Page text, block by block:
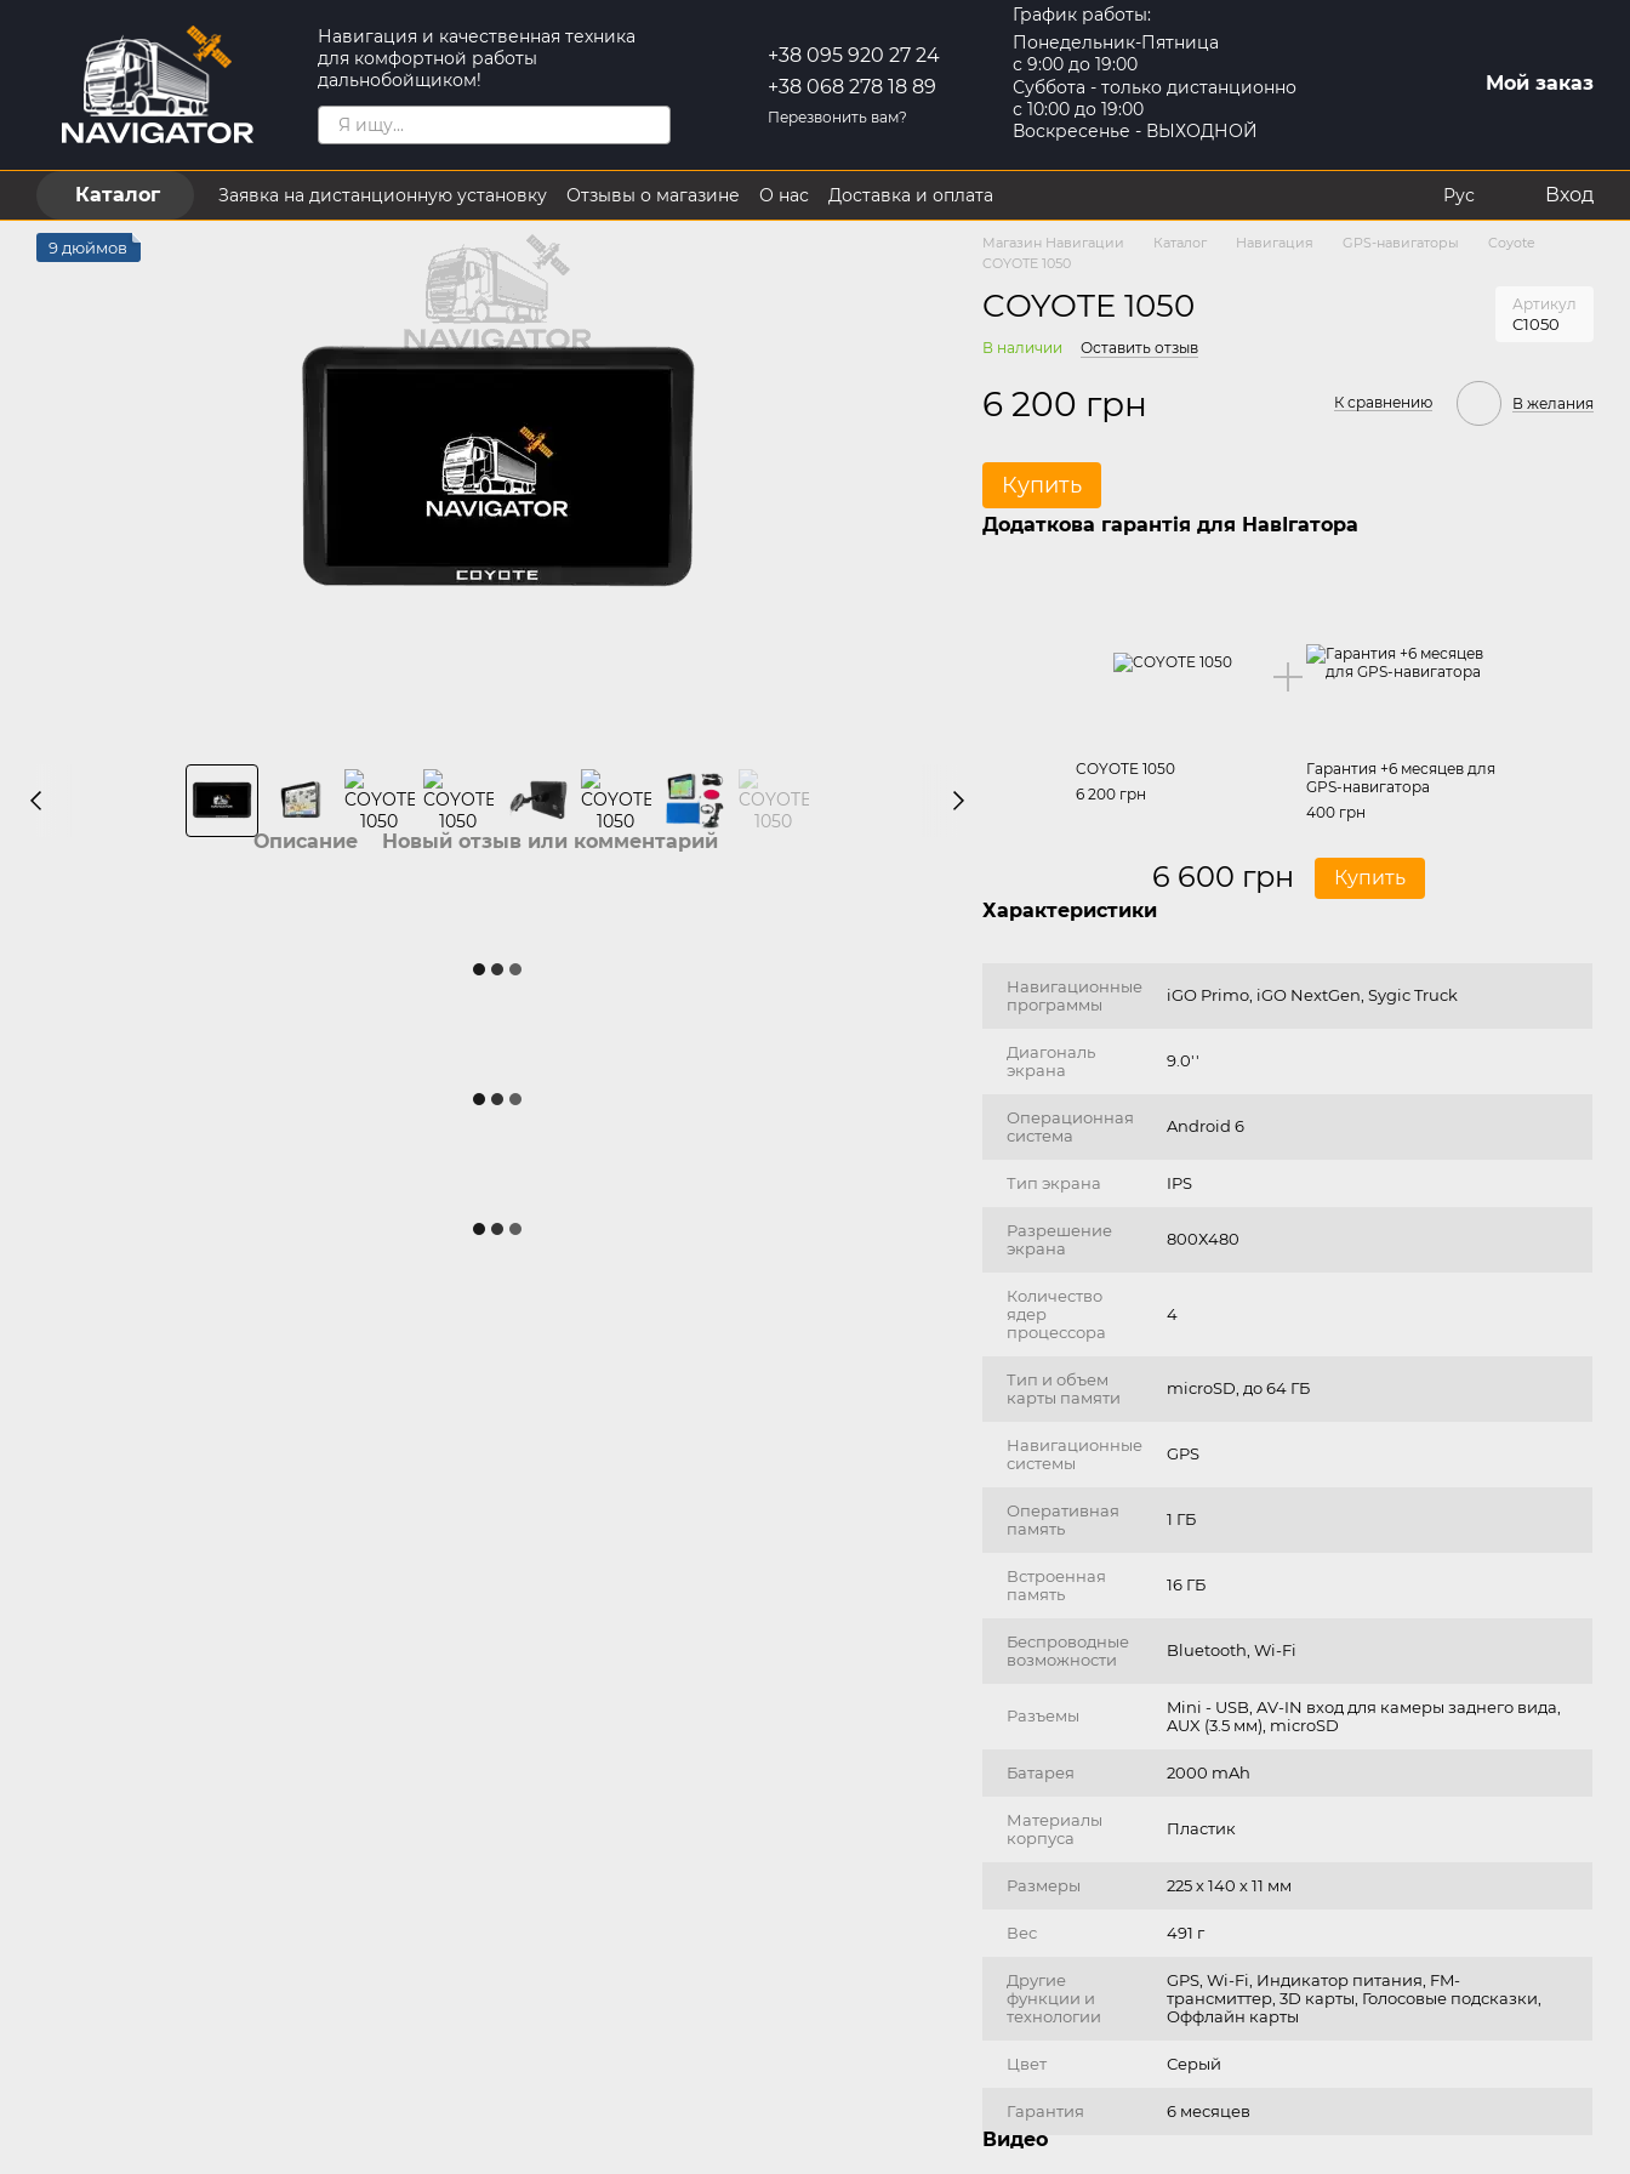
Навигация и качественная техника
для комфортной работы
дальнобойщиком!
+38 095 920 27 24
+38 068 278 18 89
Перезвонить вам?
График работы:
Понедельник-Пятница
с 9:00 до 19:00
Суббота - только дистанционно
с 10:00 до 19:00
Воскресенье - ВЫХОДНОЙ
Мой заказ
Каталог Заявка на дистанционную установку Отзывы о магазине О нас
Доставка и оплата
Пользовательское соглашение
Контактная информация Обмен и возврат
Рус Вход
9 дюймов
Описание Новый отзыв или комментарий
Магазин Навигации Каталог Навигация GPS-навигаторы
Coyote
COYOTE 1050
COYOTE 1050 Артикул
C1050
В наличии Оставить отзыв
6 200 грн К сравнению В желания
Купить
Додаткова гарантія для НавІгатора
COYOTE 1050
6 200 грн
Гарантия +6 месяцев для
GPS-навигатора
400 грн
6 600 грн
Купить
Характеристики
Навигационные
программы
iGO Primo, iGO NextGen, Sygic Truck
Диагональ
экрана
9.0''
Операционная
система
Android 6
Тип экрана IPS
Разрешение
экрана
800Х480
Количество
ядер
процессора
4
Тип и объем
карты памяти
microSD, до 64 ГБ
Навигационные
системы
GPS
Оперативная
память
1 ГБ
Встроенная
память
16 ГБ
Беспроводные
возможности
Bluetooth, Wi-Fi
Разъемы
Mini - USB, AV-IN вход для камеры заднего вида,
AUX (3.5 мм), microSD
Батарея 2000 mAh
Материалы
корпуса
Пластик
Размеры 225 х 140 х 11 мм
Вес 491 г
Другие
функции и
технологии
GPS, Wi-Fi, Индикатор питания, FM-
трансмиттер, 3D карты, Голосовые подсказки,
Оффлайн карты
Цвет Серый
Гарантия 6 месяцев
Видео